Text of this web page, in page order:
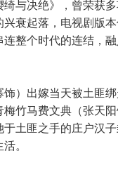
绮与决绝》，曾荣获
衰起落，电视剧版
整个时代的连结，
）出嫁当天被土匪
竹马费文典（张天
土匪之手的庄户汉
。